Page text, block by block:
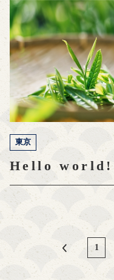
東京
Hello world!
1